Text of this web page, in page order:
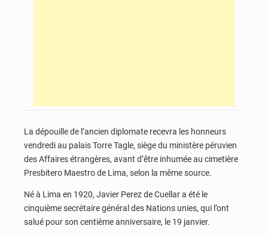
La dépouille de l’ancien diplomate recevra les honneurs
vendredi au palais Torre Tagle, siège du ministère péruvien
des Affaires étrangères, avant d’être inhumée au cimetière
Presbitero Maestro de Lima, selon la même source.
Né à Lima en 1920, Javier Perez de Cuellar a été le
cinquième secrétaire général des Nations unies, qui l’ont
salué pour son centième anniversaire, le 19 janvier.